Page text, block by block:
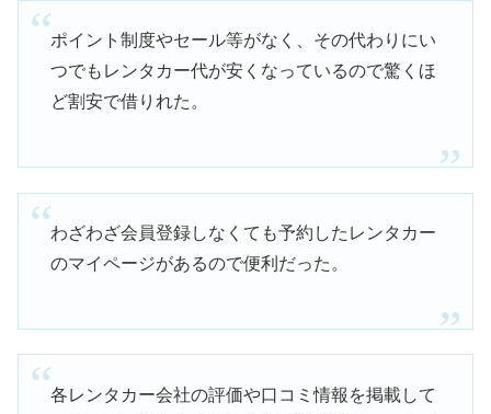
ポイント制度やセール等がなく、その代わりにい
つでもレンタカー代が安くなっているので驚くほ
ど割安で借りれた。
わざわざ会員登録しなくても予約したレンタカー
のマイページがあるので便利だった。
各レンタカー会社の評価や口コミ情報を掲載して